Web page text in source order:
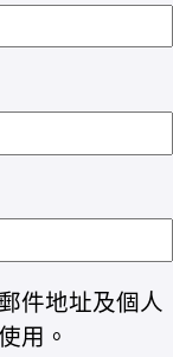
件地址及個人
用。